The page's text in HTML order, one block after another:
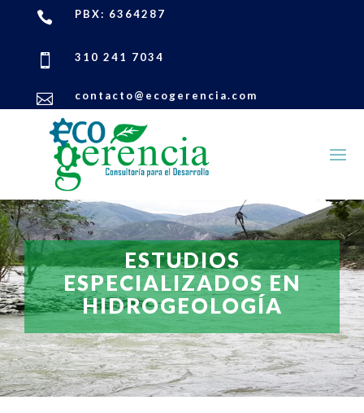
 PBX: 6364287
 310 241 7034
 contacto@ecogerencia.com
ESTUDIOS
ESPECIALIZADOS EN
HIDROGEOLOGÍA